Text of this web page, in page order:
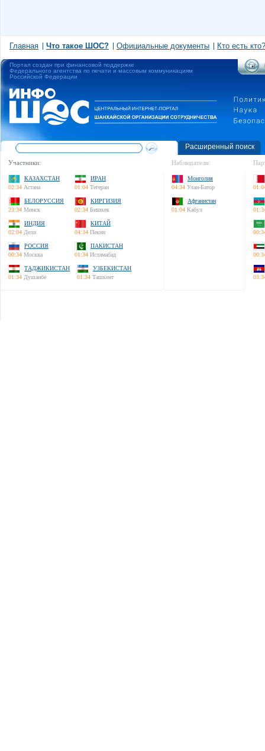
Главная Что такое ШОС? Официальные документы Кто есть кто?
Портал создан при финансовой поддержке
Федерального агентства по печати и массовым коммуникациям
Российской Федерации
Расширенный поиск
Участники:
КАЗАХСТАН
02:34 Астана
ИРАН
01:04 Тегеран
БЕЛОРУССИЯ
23:34 Минск
КИРГИЗИЯ
02:34 Бишкек
ИНДИЯ
02:04 Дели
КИТАЙ
04:34 Пекин
РОССИЯ
00:34 Москва
ПАКИСТАН
01:34 Исламабад
ТАДЖИКИСТАН
01:34 Душанбе
УЗБЕКИСТАН
01:34 Ташкент
Наблюдатели:
Монголия
04:34 Улан-Батор
Афганистан
01:04 Кабул